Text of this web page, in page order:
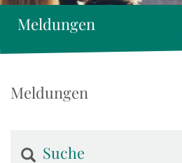
Meldungen
Meldungen
Suche